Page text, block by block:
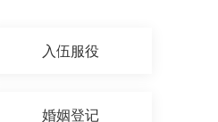
入伍服役
婚姻登记